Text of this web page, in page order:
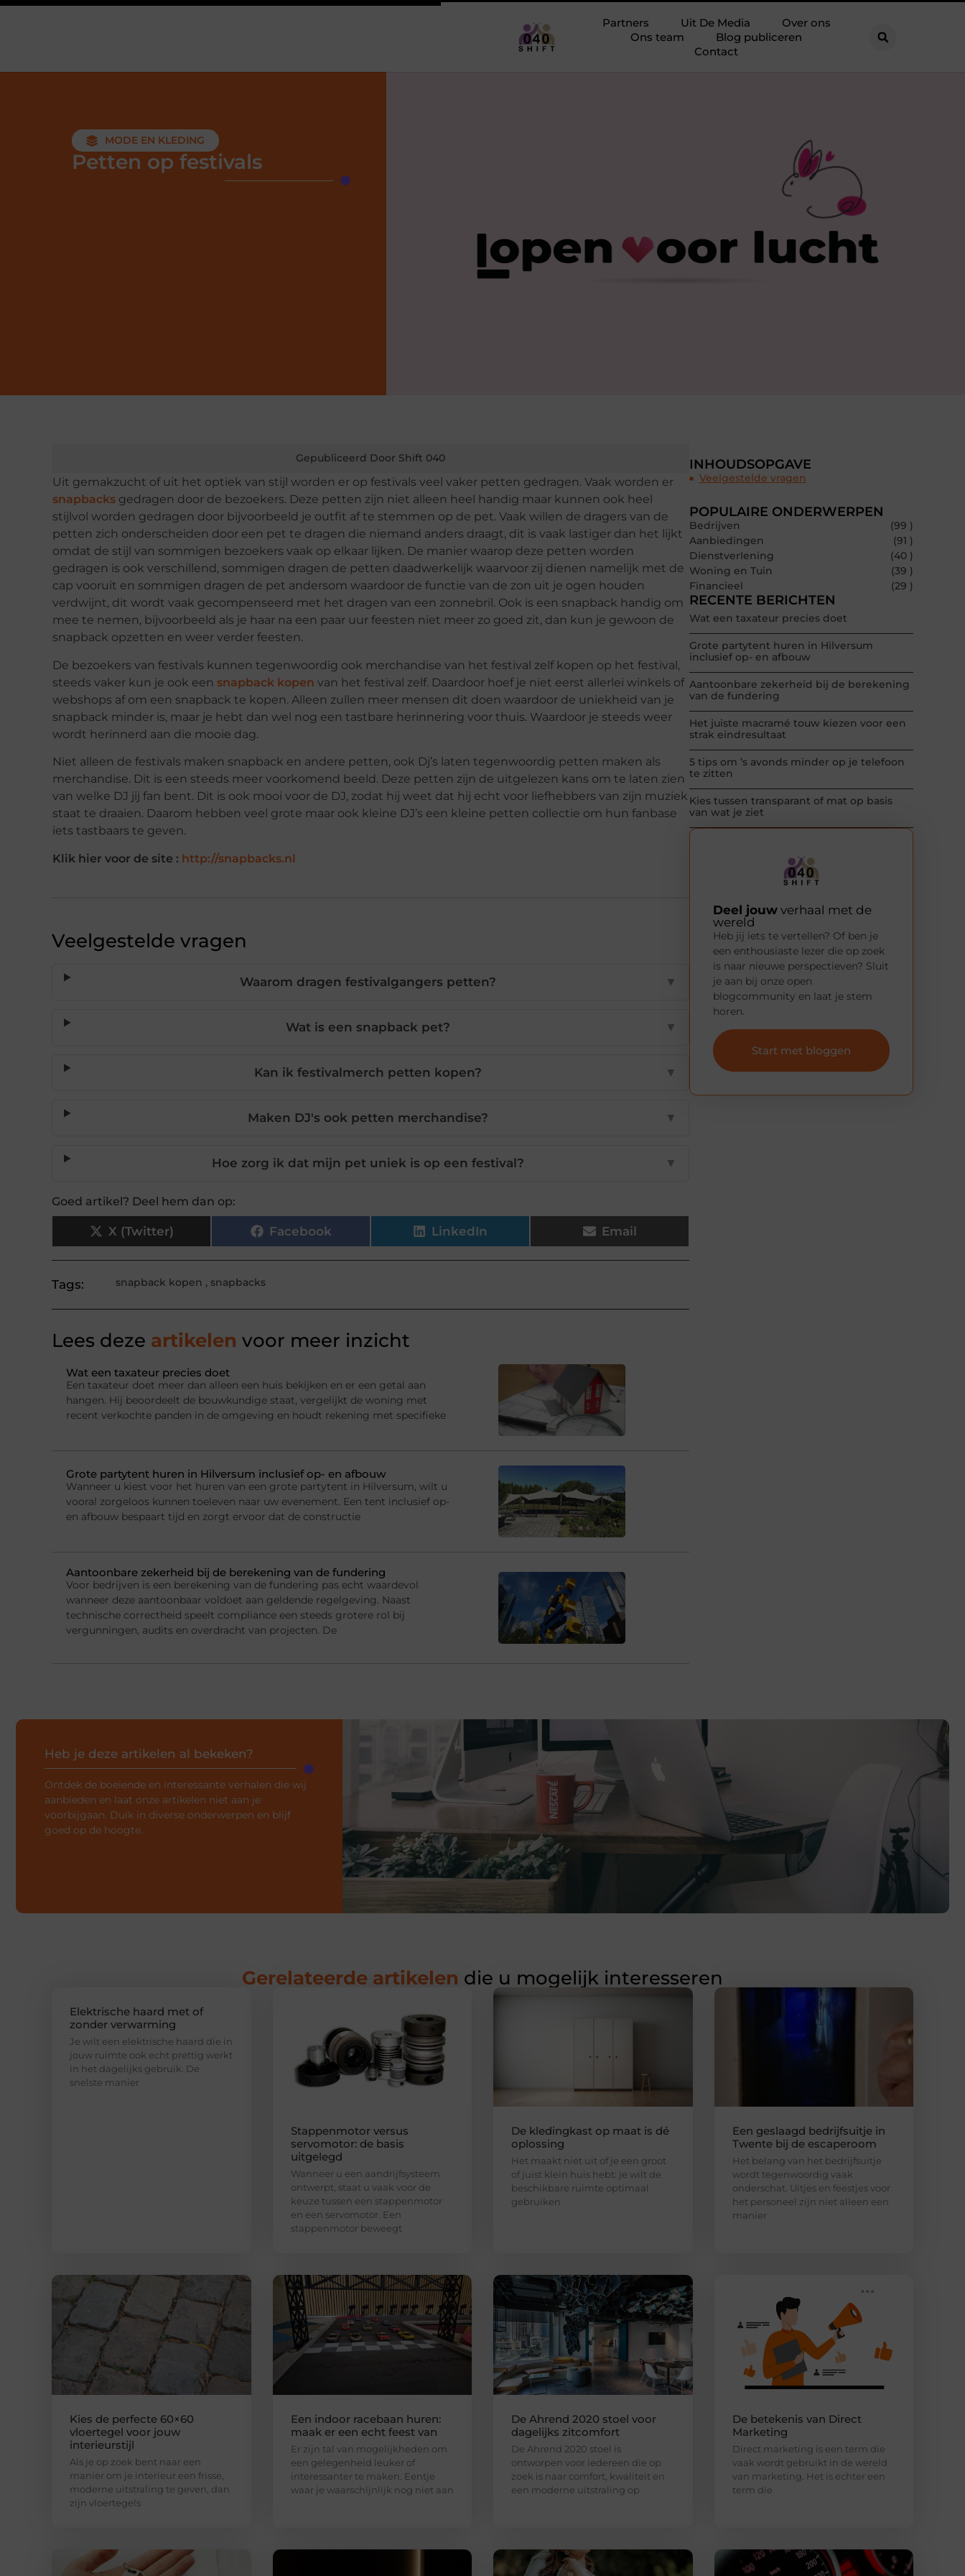
Partners Uit De Media
Over ons
Ons team
Blog publiceren
Contact
MODE EN KLEDING
Petten op festivals
Gepubliceerd Door Shift 040
Uit gemakzucht of uit het optiek van stijl worden er op festivals veel vaker petten gedragen. Vaak worden er
snapbacks gedragen door de bezoekers. Deze petten zijn niet alleen heel handig maar kunnen ook heel
stijlvol worden gedragen door bijvoorbeeld je outfit af te stemmen op de pet. Vaak willen de dragers van de
petten zich onderscheiden door een pet te dragen die niemand anders draagt, dit is vaak lastiger dan het lijkt
omdat de stijl van sommigen bezoekers vaak op elkaar lijken. De manier waarop deze petten worden
gedragen is ook verschillend, sommigen dragen de petten daadwerkelijk waarvoor zij dienen namelijk met de
cap vooruit en sommigen dragen de pet andersom waardoor de functie van de zon uit je ogen houden
verdwijnt, dit wordt vaak gecompenseerd met het dragen van een zonnebril. Ook is een snapback handig om
mee te nemen, bijvoorbeeld als je haar na een paar uur feesten niet meer zo goed zit, dan kun je gewoon de
snapback opzetten en weer verder feesten.
De bezoekers van festivals kunnen tegenwoordig ook merchandise van het festival zelf kopen op het festival,
steeds vaker kun je ook een snapback kopen van het festival zelf. Daardoor hoef je niet eerst allerlei winkels of
webshops af om een snapback te kopen. Alleen zullen meer mensen dit doen waardoor de uniekheid van je
snapback minder is, maar je hebt dan wel nog een tastbare herinnering voor thuis. Waardoor je steeds weer
wordt herinnerd aan die mooie dag.
Niet alleen de festivals maken snapback en andere petten, ook Dj’s laten tegenwoordig petten maken als
merchandise. Dit is een steeds meer voorkomend beeld. Deze petten zijn de uitgelezen kans om te laten zien
van welke DJ jij fan bent. Dit is ook mooi voor de DJ, zodat hij weet dat hij echt voor liefhebbers van zijn muziek
staat te draaien. Daarom hebben veel grote maar ook kleine DJ’s een kleine petten collectie om hun fanbase
iets tastbaars te geven.
Klik hier voor de site : http://snapbacks.nl
Veelgestelde vragen
Waarom dragen festivalgangers petten? ▼
Wat is een snapback pet? ▼
Kan ik festivalmerch petten kopen? ▼
Maken DJ's ook petten merchandise? ▼
Hoe zorg ik dat mijn pet uniek is op een festival? ▼
Goed artikel? Deel hem dan op:
X (Twitter) Facebook LinkedIn Email
Tags: snapback kopen , snapbacks
Lees deze artikelen voor meer inzicht
Wat een taxateur precies doet
Een taxateur doet meer dan alleen een huis bekijken en er een getal aan
hangen. Hij beoordeelt de bouwkundige staat, vergelijkt de woning met
recent verkochte panden in de omgeving en houdt rekening met specifieke
Grote partytent huren in Hilversum inclusief op- en afbouw
Wanneer u kiest voor het huren van een grote partytent in Hilversum, wilt u
vooral zorgeloos kunnen toeleven naar uw evenement. Een tent inclusief op-
en afbouw bespaart tijd en zorgt ervoor dat de constructie
Aantoonbare zekerheid bij de berekening van de fundering
Voor bedrijven is een berekening van de fundering pas echt waardevol
wanneer deze aantoonbaar voldoet aan geldende regelgeving. Naast
technische correctheid speelt compliance een steeds grotere rol bij
vergunningen, audits en overdracht van projecten. De
INHOUDSOPGAVE
Veelgestelde vragen
POPULAIRE ONDERWERPEN
Bedrijven
(99 )
Aanbiedingen
(91 )
Dienstverlening
(40 )
Woning en Tuin
(39 )
Financieel
(29 )
RECENTE BERICHTEN
Wat een taxateur precies doet
Grote partytent huren in Hilversum
inclusief op- en afbouw
Aantoonbare zekerheid bij de berekening
van de fundering
Het juiste macramé touw kiezen voor een
strak eindresultaat
5 tips om ’s avonds minder op je telefoon
te zitten
Kies tussen transparant of mat op basis
van wat je ziet
Deel jouw verhaal met de
wereld
Heb jij iets te vertellen? Of ben je
een enthousiaste lezer die op zoek
is naar nieuwe perspectieven? Sluit
je aan bij onze open
blogcommunity en laat je stem
horen.
Start met bloggen
Heb je deze artikelen al bekeken?
Ontdek de boeiende en interessante verhalen die wij
aanbieden en laat onze artikelen niet aan je
voorbijgaan. Duik in diverse onderwerpen en blijf
goed op de hoogte.
Gerelateerde artikelen die u mogelijk interesseren
Elektrische haard met of
zonder verwarming
Je wilt een elektrische haard die in
jouw ruimte ook echt prettig werkt
in het dagelijks gebruik. De
snelste manier
Stappenmotor versus
servomotor: de basis
uitgelegd
Wanneer u een aandrijfsysteem
ontwerpt, staat u vaak voor de
keuze tussen een stappenmotor
en een servomotor. Een
stappenmotor beweegt
De kledingkast op maat is dé
oplossing
Het maakt niet uit of je een groot
of juist klein huis hebt: je wilt de
beschikbare ruimte optimaal
gebruiken
Een geslaagd bedrijfsuitje in
Twente bij de escaperoom
Het belang van het bedrijfsuitje
wordt tegenwoordig vaak
onderschat. Uitjes en feestjes voor
het personeel zijn niet alleen een
manier
Kies de perfecte 60×60
vloertegel voor jouw
interieurstijl
Als je op zoek bent naar een
manier om je interieur een frisse,
moderne uitstraling te geven, dan
zijn vloertegels
Een indoor racebaan huren:
maak er een echt feest van
Er zijn tal van mogelijkheden om
een gelegenheid leuker of
interessanter te maken. Eentje
waar je waarschijnlijk nog niet aan
De Ahrend 2020 stoel voor
dagelijks zitcomfort
De Ahrend 2020 stoel is
ontworpen voor iedereen die op
zoek is naar comfort, kwaliteit en
een moderne uitstraling op
De betekenis van Direct
Marketing
Direct marketing is een term die
vaak wordt gebruikt in de wereld
van marketing. Het is echter een
term die